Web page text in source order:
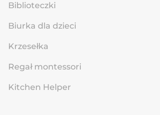
Biblioteczki
Biurka dla dzieci
Krzesełka
Regał montessori
Kitchen Helper